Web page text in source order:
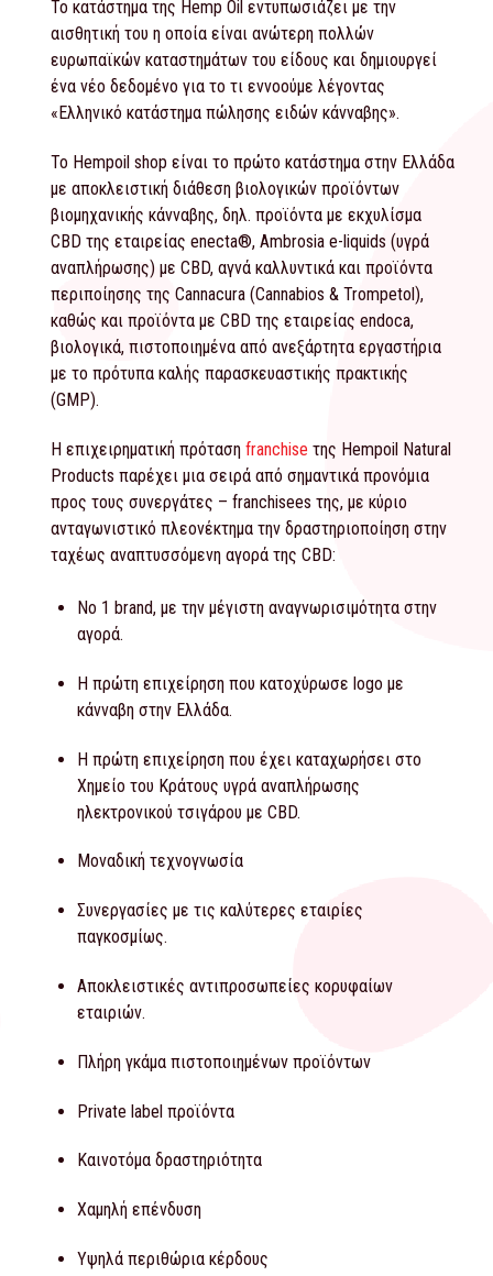
Το κατάστημα της Hemp Oil εντυπωσιάζει με την
αισθητική του η οποία είναι ανώτερη πολλών
ευρωπαϊκών καταστημάτων του είδους και δημιουργεί
ένα νέο δεδομένο για το τι εννοούμε λέγοντας
«Ελληνικό κατάστημα πώλησης ειδών κάνναβης».
Το Ηempoil shop είναι το πρώτο κατάστημα στην Ελλάδα
με αποκλειστική διάθεση βιολογικών προϊόντων
βιομηχανικής κάνναβης, δηλ. προϊόντα με εκχυλίσμα
CBD της εταιρείας enecta®, Αmbrosia e-liquids (υγρά
αναπλήρωσης) με CBD, αγνά καλλυντικά και προϊόντα
περιποίησης της Cannacura (Cannabios & Trompetol),
καθώς και προϊόντα με CBD της εταιρείας endoca,
βιολογικά, πιστοποιημένα από ανεξάρτητα εργαστήρια
με το πρότυπα καλής παρασκευαστικής πρακτικής
(GMP).
Η επιχειρηματική πρόταση franchise της Ηempoil Natural
Products παρέχει μια σειρά από σημαντικά προνόμια
προς τους συνεργάτες – franchisees της, με κύριο
ανταγωνιστικό πλεονέκτημα την δραστηριοποίηση στην
ταχέως αναπτυσσόμενη αγορά της CBD:
No 1 brand, με την μέγιστη αναγνωρισιμότητα στην
αγορά.
Η πρώτη επιχείρηση που κατοχύρωσε logo με
κάνναβη στην Ελλάδα.
Η πρώτη επιχείρηση που έχει καταχωρήσει στο
Χημείο του Κράτους υγρά αναπλήρωσης
ηλεκτρονικού τσιγάρου με CBD.
Μοναδική τεχνογνωσία
Συνεργασίες με τις καλύτερες εταιρίες
παγκοσμίως.
Αποκλειστικές αντιπροσωπείες κορυφαίων
εταιριών.
Πλήρη γκάμα πιστοποιημένων προϊόντων
Private label προϊόντα
Καινοτόμα δραστηριότητα
Χαμηλή επένδυση
Υψηλά περιθώρια κέρδους